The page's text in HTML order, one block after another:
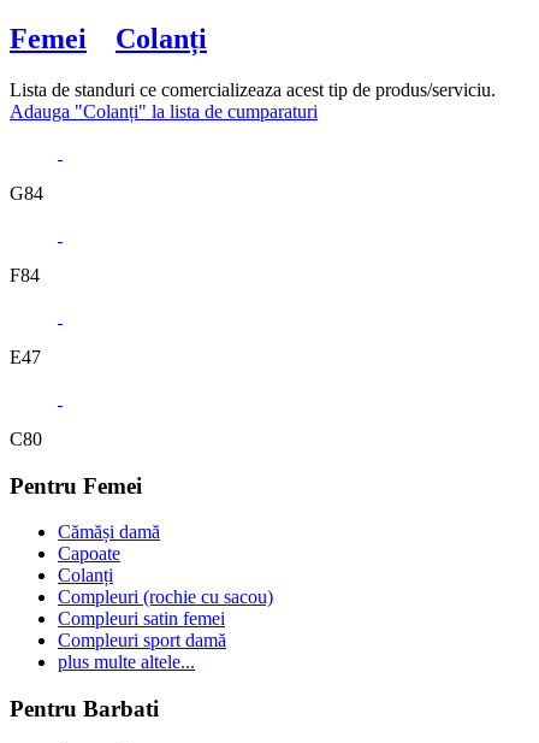
Femei Colanți
Lista de standuri ce comercializeaza acest tip de produs/serviciu.
Adauga "Colanți" la lista de cumparaturi
G84
F84
E47
C80
Pentru Femei
Cămăși damă
Capoate
Colanți
Compleuri (rochie cu sacou)
Compleuri satin femei
Compleuri sport damă
plus multe altele...
Pentru Barbati